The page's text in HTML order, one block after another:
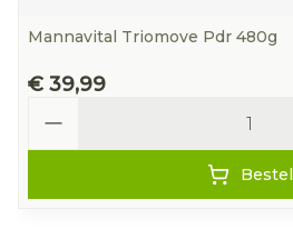
Mannavital Triomove Pdr 480g
€ 39,99
Bestel